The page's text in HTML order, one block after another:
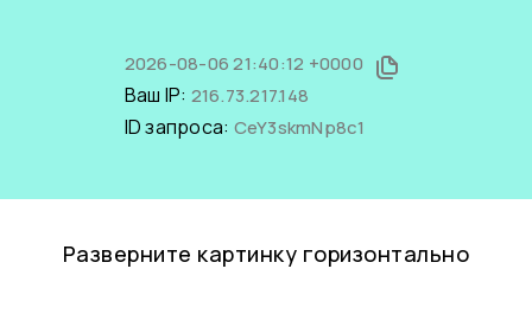
2026-08-06 21:40:12 +0000
Ваш IP: 216.73.217.148
ID запроса: CeY3skmNp8c1
Разверните картинку горизонтально